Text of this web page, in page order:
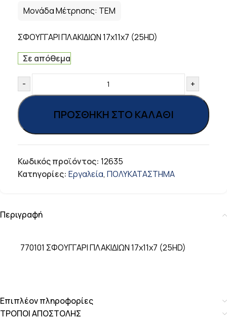
Μονάδα Μέτρησης: ΤΕΜ
ΣΦΟΥΓΓΑΡΙ ΠΛΑΚΙΔΙΩΝ 17x11x7 (25HD)
Σε απόθεμα
- +
ΠΡΟΣΘΉΚΗ ΣΤΟ ΚΑΛΆΘΙ
Κωδικός προϊόντος: 12635
Κατηγορίες: Εργαλεία, ΠΟΛΥΚΑΤΑΣΤΗΜΑ
Περιγραφή
770101 ΣΦΟΥΓΓΑΡΙ ΠΛΑΚΙΔΙΩΝ 17x11x7 (25HD)
Επιπλέον πληροφορίες
ΤΡΟΠΟΙ ΑΠΟΣΤΟΛΗΣ